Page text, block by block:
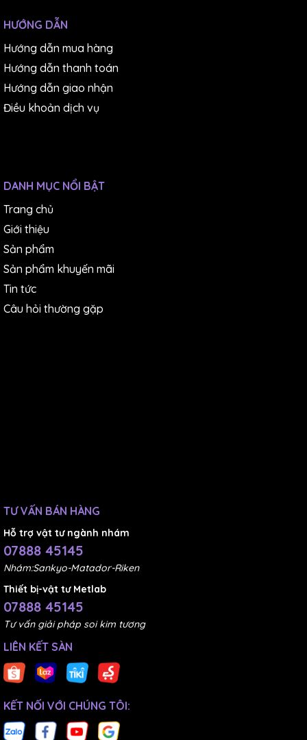
HƯỚNG DẪN
Hướng dẫn mua hàng
Hướng dẫn thanh toán
Hướng dẫn giao nhận
Điều khoản dịch vụ
DANH MỤC NỔI BẬT
Trang chủ
Giới thiệu
Sản phẩm
Sản phẩm khuyến mãi
Tin tức
Câu hỏi thường gặp
TƯ VẤN BÁN HÀNG
Hỗ trợ vật tư ngành nhám
07888 45145
Nhám:Sankyo-Matador-Riken
Thiết bị-vật tư Metlab
07888 45145
Tư vấn giải pháp soi kim tương
LIÊN KẾT SÀN
KẾT NỐI VỚI CHÚNG TÔI: